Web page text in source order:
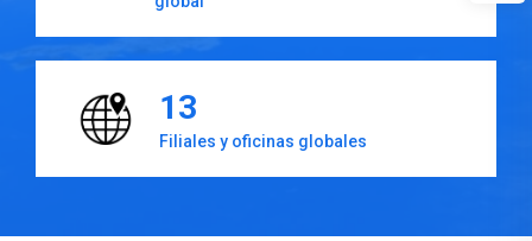
13
Filiales y oficinas globales